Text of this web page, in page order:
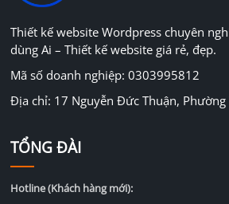
Thiết kế website Wordpress chuyên
dùng Ai – Thiết kế website giá rẻ, đẹp.
Mã số doanh nghiệp: 0303995812
Địa chỉ: 17 Nguyễn Đức Thuận, Phường
TỔNG ĐÀI
Hotline (Khách hàng mới):